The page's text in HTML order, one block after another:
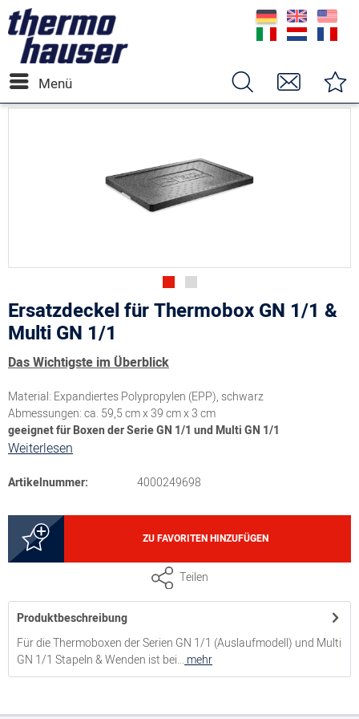
Menü
Ersatzdeckel für Thermobox GN 1/1 &
Multi GN 1/1
Das Wichtigste im Überblick
Material: Expandiertes Polypropylen (EPP), schwarz
Abmessungen: ca. 59,5 cm x 39 cm x 3 cm
geeignet für Boxen der Serie GN 1/1 und Multi GN 1/1
Weiterlesen
Artikelnummer: 4000249698
ZU FAVORITEN HINZUFÜGEN
Teilen
Produktbeschreibung
Für die Thermoboxen der Serien GN 1/1 (Auslaufmodell) und Multi
GN 1/1 Stapeln & Wenden ist bei... mehr